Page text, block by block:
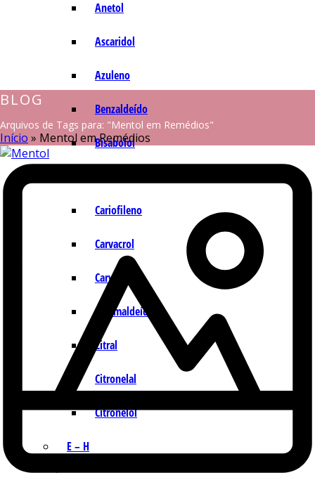
Anetol
Ascaridol
Azuleno
Benzaldeído
Bisabolol
Cariofileno
Carvacrol
Carvona
Cinamaldeído
Citral
Citronelal
Citronelol
E – H
BLOG
Arquivos de Tags para: "Mentol em Remédios"
Início » Mentol em Remédios